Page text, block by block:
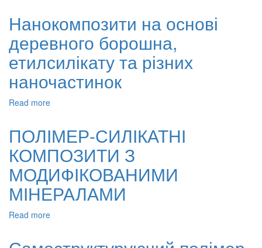
біоактивних
склокристалічних
матеріалів
для
заміщення
дефектів
Нанокомпозити на основі
деревного борошна,
етилсилікату та різних
наночастинок
Read more
основі
деревного
борошна,
етилсилікату
та
різних
ПОЛІМЕР-СИЛІКАТНІ
КОМПОЗИТИ З
МОДИФІКОВАНИМИ
МІНЕРАЛАМИ
Read more